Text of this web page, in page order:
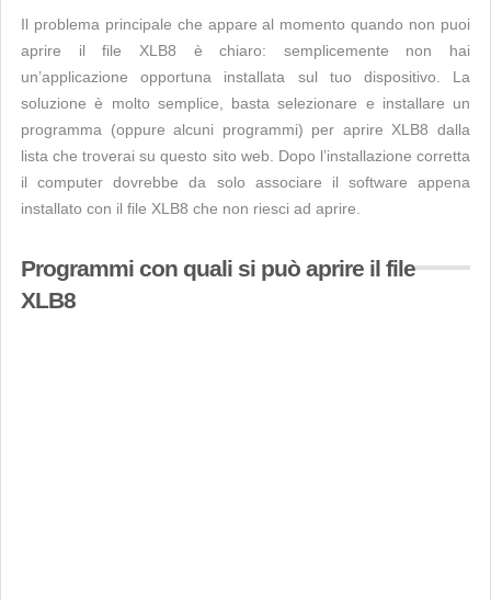
Il problema principale che appare al momento quando non puoi
aprire il file XLB8 è chiaro: semplicemente non hai
un’applicazione opportuna installata sul tuo dispositivo. La
soluzione è molto semplice, basta selezionare e installare un
programma (oppure alcuni programmi) per aprire XLB8 dalla
lista che troverai su questo sito web. Dopo l’installazione corretta
il computer dovrebbe da solo associare il software appena
installato con il file XLB8 che non riesci ad aprire.
Programmi con quali si può aprire il file
XLB8